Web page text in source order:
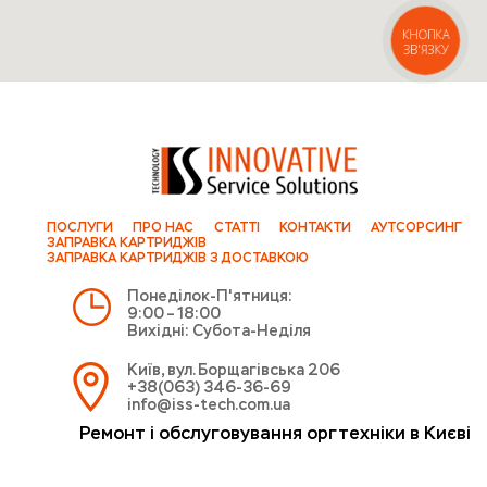
Київ, вул. Борщагівська 206
+38(063) 346-36-69
info@iss-tech.com.ua
Понеділок-П'ятниця:
9:00 – 18:00
Вихідні: Субота-Неділя
ПОСЛУГИ ПРО НАС СТАТТІ КОНТАКТИ
АУТСОРСИНГ
ЗАПРАВКА КАРТРИДЖІВ
ЗАПРАВКА КАРТРИДЖІВ З ДОСТАВКОЮ
Ремонт і обслуговування оргтехніки в Києві
КНОПКА
ЗВ'ЯЗКУ